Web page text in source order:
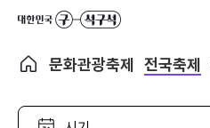
문화관광축제 전국축제
시